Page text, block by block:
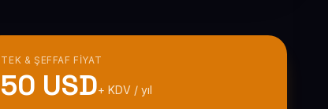
TEK & ŞEFFAF FIYAT
50 USD+ KDV / yıl